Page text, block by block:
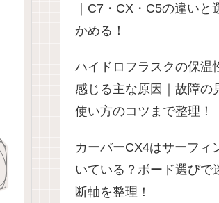
｜C7・CX・C5の違いと
かめる！
ハイドロフラスクの保温
感じる主な原因｜故障の
使い方のコツまで整理！
カーバーCX4はサーフィ
いている？ボード選びで
断軸を整理！